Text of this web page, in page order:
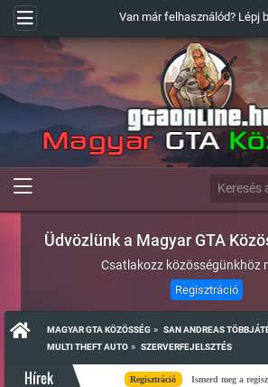
Van már felhasználód? Lépj
Üdvözlünk a Magyar GTA
Csatlakozz közösségünkhöz
Regisztráció
MAGYAR GTA KÖZÖSSÉG » SAN ANDREAS
MULTI THEFT AUTO » SZERVERFEJELSZTÉS
Hírek Regisztráció Ismerd meg a